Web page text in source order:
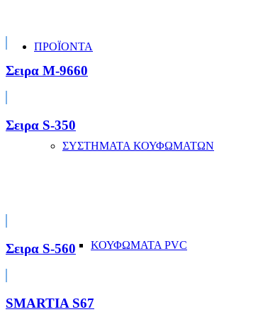
ΠΡΟΪΟΝΤΑ
ΣΥΣΤΗΜΑΤΑ ΚΟΥΦΩΜΑΤΩΝ
ΚΟΥΦΩΜΑΤΑ PVC
Σειρα M-9660
Σειρα S-350
Σειρα S-560
SMARTIA S67